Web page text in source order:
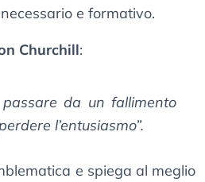
e formativo.
Churchill:
passare da un fallimento
l’entusiasmo”.
e spiega al meglio